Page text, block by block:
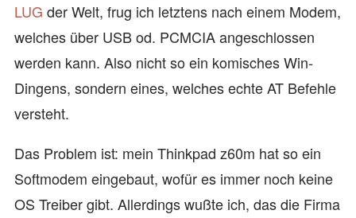
LUG der Welt, frug ich letztens nach einem Modem,
welches über USB od. PCMCIA angeschlossen
werden kann. Also nicht so ein komisches Win-
Dingens, sondern eines, welches echte AT Befehle
versteht.
Das Problem ist: mein Thinkpad z60m hat so ein
Softmodem eingebaut, wofür es immer noch keine
OS Treiber gibt. Allerdings wußte ich, das die Firma